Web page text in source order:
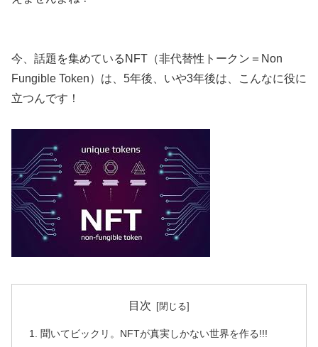
今、話題を集めているNFT（非代替性トークン＝Non
Fungible Token）は、5年後、いや3年後は、こんなに役に
立つんです！
目次
聞いてビックリ。NFTが真実しかない世界を作る!!!